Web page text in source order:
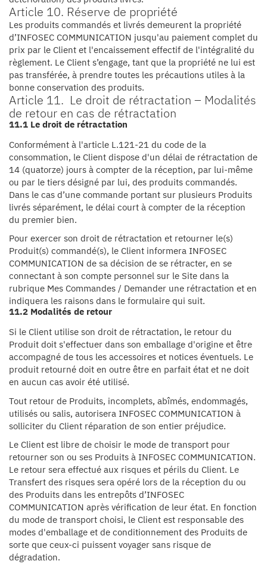
Article 10. Réserve de propriété
Les produits commandés et livrés demeurent la propriété
d’INFOSEC COMMUNICATION jusqu'au paiement complet du
prix par le Client et l'encaissement effectif de l'intégralité du
règlement. Le Client s’engage, tant que la propriété ne lui est
pas transférée, à prendre toutes les précautions utiles à la
bonne conservation des produits.
Article 11. Le droit de rétractation – Modalités
de retour en cas de rétractation
11.1 Le droit de rétractation
Conformément à l'article L.121-21 du code de la
consommation, le Client dispose d'un délai de rétractation de
14 (quatorze) jours à compter de la réception, par lui-même
ou par le tiers désigné par lui, des produits commandés.
Dans le cas d’une commande portant sur plusieurs Produits
livrés séparément, le délai court à compter de la réception
du premier bien.
Pour exercer son droit de rétractation et retourner le(s)
Produit(s) commandé(s), le Client informera INFOSEC
COMMUNICATION de sa décision de se rétracter, en se
connectant à son compte personnel sur le Site dans la
rubrique Mes Commandes / Demander une rétractation et en
indiquera les raisons dans le formulaire qui suit.
11.2 Modalités de retour
Si le Client utilise son droit de rétractation, le retour du
Produit doit s'effectuer dans son emballage d'origine et être
accompagné de tous les accessoires et notices éventuels. Le
produit retourné doit en outre être en parfait état et ne doit
en aucun cas avoir été utilisé.
Tout retour de Produits, incomplets, abîmés, endommagés,
utilisés ou salis, autorisera INFOSEC COMMUNICATION à
solliciter du Client réparation de son entier préjudice.
Le Client est libre de choisir le mode de transport pour
retourner son ou ses Produits à INFOSEC COMMUNICATION.
Le retour sera effectué aux risques et périls du Client. Le
Transfert des risques sera opéré lors de la réception du ou
des Produits dans les entrepôts d’INFOSEC
COMMUNICATION après vérification de leur état. En fonction
du mode de transport choisi, le Client est responsable des
modes d'emballage et de conditionnement des Produits de
sorte que ceux-ci puissent voyager sans risque de
dégradation.